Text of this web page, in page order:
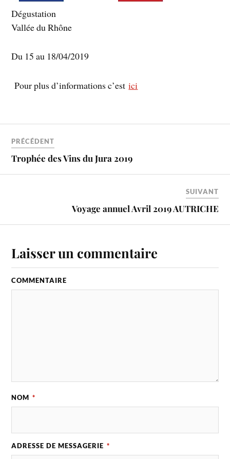
Dégustation
Vallée du Rhône
Du 15 au 18/04/2019
Pour plus d’informations c’estici
PRÉCÉDENT
Trophée des Vins du Jura 2019
SUIVANT
Voyage annuel Avril 2019 AUTRICHE
Laisser un commentaire
COMMENTAIRE
NOM *
ADRESSE DE MESSAGERIE *